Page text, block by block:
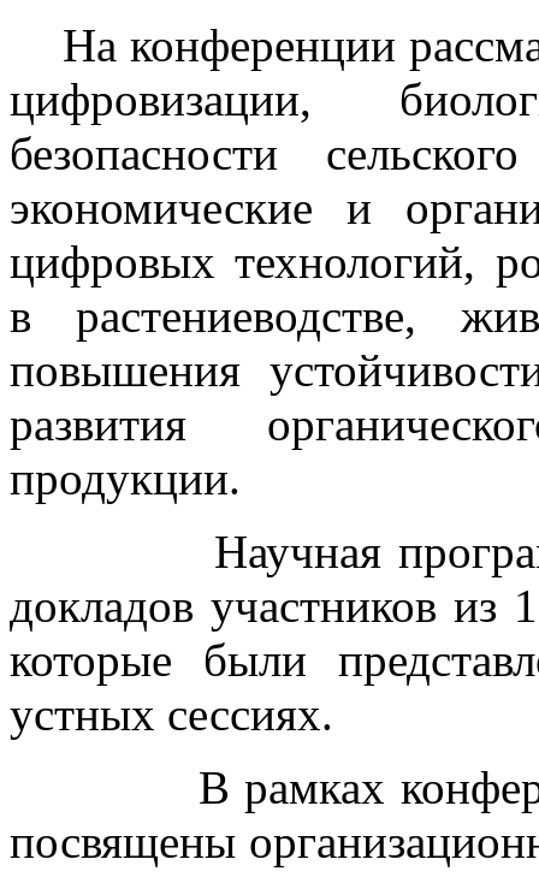
На конференции
цифровизации,
безопасности
экономические и
цифровых технологий,
в растениеводстве,
повышения
развития
продукции.
Научная программа
докладов участников из
которые были
устных сессиях.
В рамках
посвящены